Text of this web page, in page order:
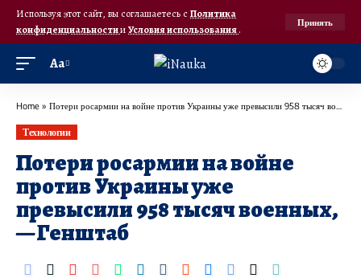
Используя этот сайт, вы соглашаетесь с Политика
конфиденциальностииУсловия использования.
Принять
Аа
Home » Потери росармии на войне против Украины уже превысили 958 тысяч военных, — Генштаб
Технологии
Потери росармии на войне
против Украины уже
превысили 958 тысяч военных,
— Генштаб